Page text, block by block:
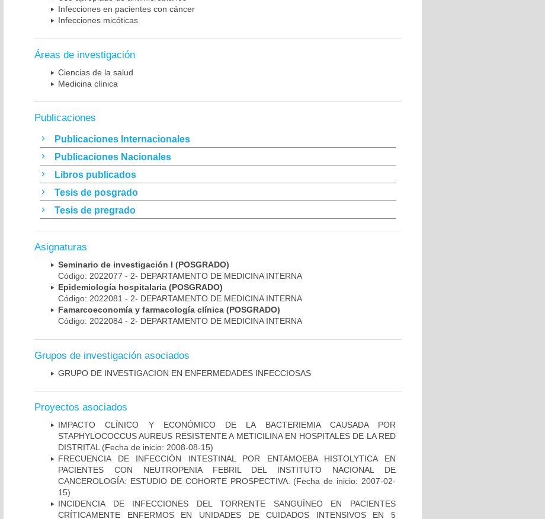
Infecciones en pacientes con cáncer
Infecciones micóticas
Áreas de investigación
Ciencias de la salud
Medicina clínica
Publicaciones
Publicaciones Internacionales
Publicaciones Nacionales
Libros publicados
Tesis de posgrado
Tesis de pregrado
Asignaturas
Seminario de investigación I (POSGRADO)
Código: 2022077 - 2- DEPARTAMENTO DE MEDICINA INTERNA
Epidemiología hospitalaria (POSGRADO)
Código: 2022081 - 2- DEPARTAMENTO DE MEDICINA INTERNA
Famarcoeconomía y farmacología clínica (POSGRADO)
Código: 2022084 - 2- DEPARTAMENTO DE MEDICINA INTERNA
Grupos de investigación asociados
GRUPO DE INVESTIGACION EN ENFERMEDADES INFECCIOSAS
Proyectos asociados
IMPACTO CLÍNICO Y ECONÓMICO DE LA BACTERIEMIA CAUSADA POR
STAPHYLOCOCCUS AUREUS RESISTENTE A METICILINA EN HOSPITALES DE LA RED
DISTRITAL (Fecha de inicio: 2008-08-15)
FRECUENCIA DE INFECCIÓN INTESTINAL POR ENTAMOEBA HISTOLYTICA EN
PACIENTES CON NEUTROPENIA FEBRIL DEL INSTITUTO NACIONAL DE
CANCEROLOGÍA: ESTUDIO DE COHORTE PROSPECTIVA.
(Fecha de inicio: 2007-02-
15)
INCIDENCIA DE INFECCIONES DEL TORRENTE SANGUÍNEO EN PACIENTES
CRÍTICAMENTE ENFERMOS EN UNIDADES DE CUIDADOS INTENSIVOS EN 5